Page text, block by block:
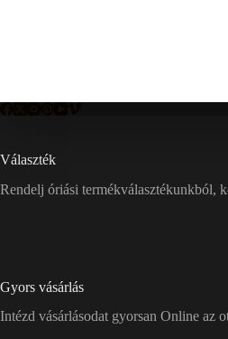
Választék
Rendelj óriási termékválasztékunkból,
Gyors vásárlás
Intézd vásárlásodat gyorsan Online az